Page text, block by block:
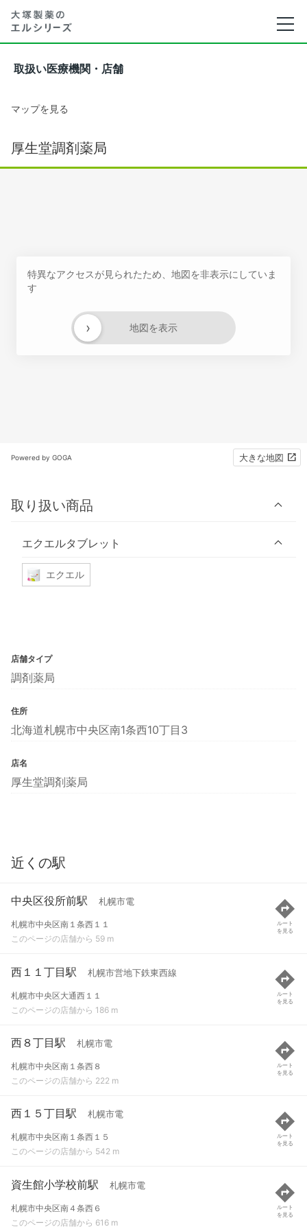
取扱い医療機関・店舗
マップを見る
厚生堂調剤薬局
特異なアクセスが見られたため、地図を非表示にしていま
す
地図を表示
›
Powered by GOGA 大きな地図
取り扱い商品
エクエルタブレット
エクエル
店舗タイプ
調剤薬局
住所
北海道札幌市中央区南1条西10丁目3
店名
厚生堂調剤薬局
近くの駅
中央区役所前駅 札幌市電
札幌市中央区南１条西１１
このページの店舗から 59 m
ルート
を見る
西１１丁目駅 札幌市営地下鉄東西線
札幌市中央区大通西１１
このページの店舗から 186 m
ルート
を見る
西８丁目駅 札幌市電
札幌市中央区南１条西８
このページの店舗から 222 m
ルート
を見る
西１５丁目駅 札幌市電
札幌市中央区南１条西１５
このページの店舗から 542 m
ルート
を見る
資生館小学校前駅 札幌市電
札幌市中央区南４条西６
このページの店舗から 616 m
ルート
を見る